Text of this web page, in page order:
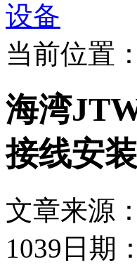
当前位置：
海湾
接线安
文章来源
1039 日期